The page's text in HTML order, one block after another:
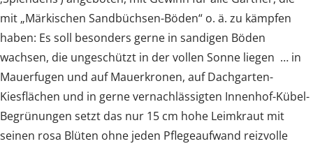
mit „Märkischen Sandbüchsen-Böden“ o. ä. zu kämpfen
haben: Es soll besonders gerne in sandigen Böden
wachsen, die ungeschützt in der vollen Sonne liegen … in
Mauerfugen und auf Mauerkronen, auf Dachgarten-
Kiesflächen und in gerne vernachlässigten Innenhof-Kübel-
Begrünungen setzt das nur 15 cm hohe Leimkraut mit
seinen rosa Blüten ohne jeden Pflegeaufwand reizvolle